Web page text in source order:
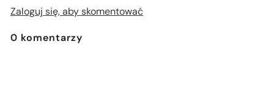
Zaloguj się, aby skomentować
0 komentarzy